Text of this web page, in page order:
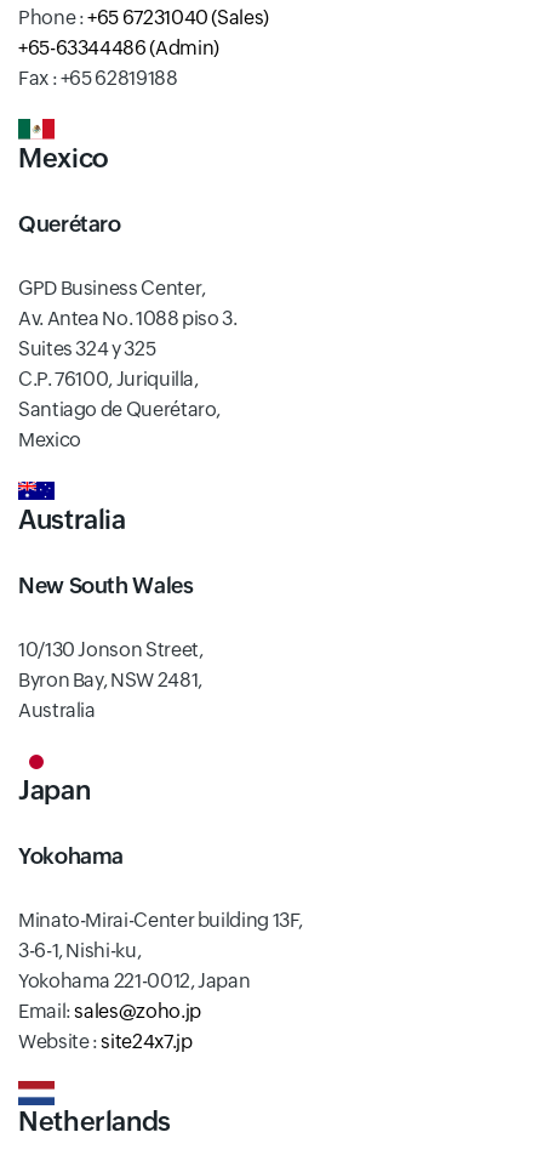
Phone :+65 67231040 (Sales)
+65-63344486 (Admin)
Fax : +65 62819188
Mexico
Querétaro
GPD Business Center,
Av. Antea No. 1088 piso 3.
Suites 324 y 325
C.P. 76100, Juriquilla,
Santiago de Querétaro,
Mexico
Australia
New South Wales
10/130 Jonson Street,
Byron Bay, NSW 2481,
Australia
Japan
Yokohama
Minato-Mirai-Center building 13F,
3-6-1, Nishi-ku,
Yokohama 221-0012, Japan
Email:sales@zoho.jp
Website :site24x7.jp
Netherlands